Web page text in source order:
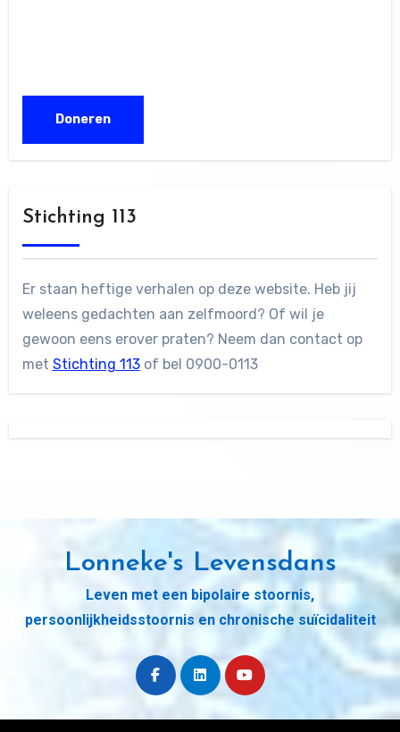
Stichting 113
Er staan heftige verhalen op deze website. Heb jij
weleens gedachten aan zelfmoord? Of wil je
gewoon eens erover praten? Neem dan contact op
met Stichting 113of bel 0900-0113
Lonneke's Levensdans
Leven met een bipolaire stoornis,
persoonlijkheidsstoornis en chronische suïcidaliteit